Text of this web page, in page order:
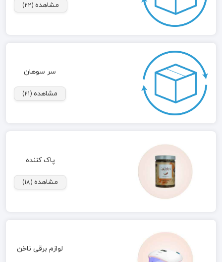
مشاهده (22)
سر سوهان
مشاهده (21)
پاک کننده
مشاهده (18)
لوازم برقی ناخن